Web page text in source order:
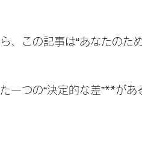
、この記事は“あなたのた
一つの“決定的な差”**があ